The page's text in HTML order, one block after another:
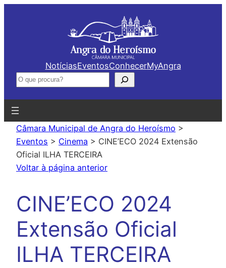
NotíciasEventosConhecerMyAngra
Pesquisar
Câmara Municipal de Angra do Heroísmo >
Eventos > Cinema > CINE’ECO 2024 Extensão
Oficial ILHA TERCEIRA
Voltar à página anterior
CINE’ECO 2024
Extensão Oficial
ILHA TERCEIRA